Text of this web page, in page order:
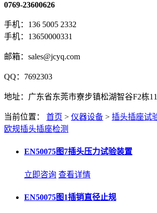
0769-23600626
手机：136 5005 2332
手机：13650000331
邮箱：sales@jcyq.com
QQ：7692303
地址：广东省东莞市寮步镇松湖智谷F2栋
当前位置： 首页 > 仪器设备 > 插头插座试
欧规插头插座检测
EN50075图7插头压力试验装置
立即咨询 查看详情
EN50075图1插销直径止规